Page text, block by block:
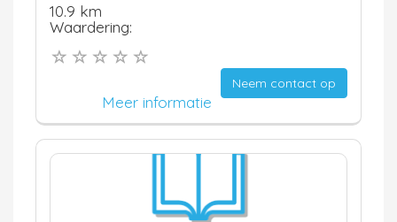
10.9 km
Waardering:
Neem contact op
Meer informatie